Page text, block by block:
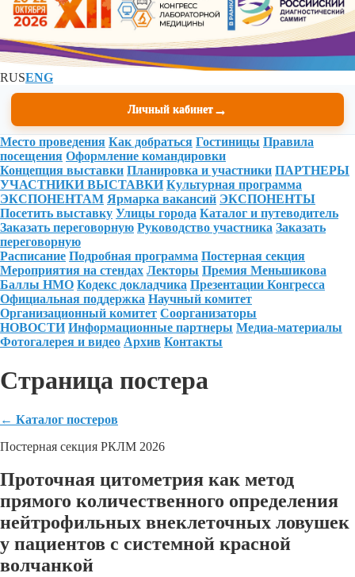
RUSENG
Личный кабинет →
Место проведения Как добраться Гостиницы Правила
посещения Оформление командировки
Концепция выставки Планировка и участники ПАРТНЕРЫ
УЧАСТНИКИ ВЫСТАВКИ Культурная программа
ЭКСПОНЕНТАМ Ярмарка вакансий ЭКСПОНЕНТЫ
Посетить выставку Улицы города Каталог и путеводитель
Заказать переговорную Руководство участника Заказать
переговорную
Расписание Подробная программа Постерная секция
Мероприятия на стендах Лекторы Премия Меньшикова
Баллы НМО Кодекс докладчика Презентации Конгресса
Официальная поддержка Научный комитет
Организационный комитет Соорганизаторы
НОВОСТИ Информационные партнеры Медиа-материалы
Фотогалерея и видео Архив Контакты
Страница постера
← Каталог постеров
Постерная секция РКЛМ 2026
Проточная цитометрия как метод
прямого количественного определения
нейтрофильных внеклеточных ловушек
у пациентов с системной красной
волчанкой